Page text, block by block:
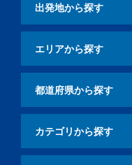
出発地から探す
エリアから探す
都道府県から探す
カテゴリから探す